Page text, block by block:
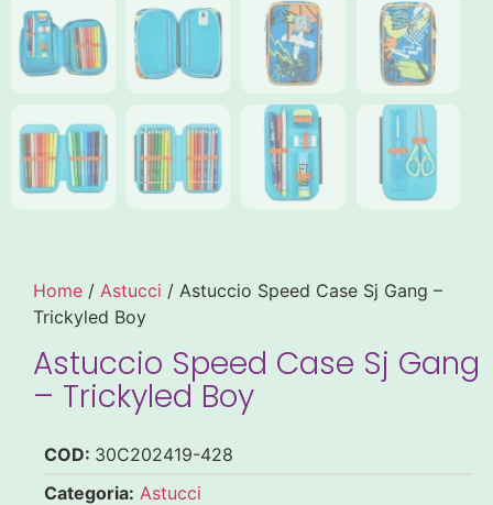
Home / Astucci / Astuccio Speed Case Sj Gang –
Trickyled Boy
Astuccio Speed Case Sj Gang
– Trickyled Boy
COD: 30C202419-428
Categoria: Astucci